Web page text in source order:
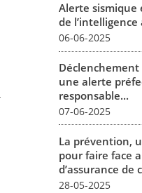
Alerte sismique
de
06-06-2025
Déclenchement
une alerte
responsable...
07-06-2025
La prévention,
pour faire face
d’assurance de
28-05-2025